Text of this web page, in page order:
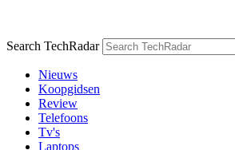
Search TechRadar
Nieuws
Koopgidsen
Review
Telefoons
Tv's
Laptops